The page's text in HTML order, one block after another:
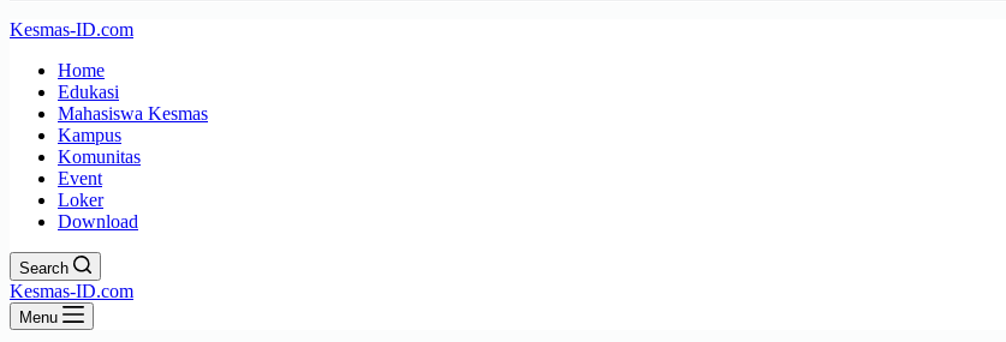
Kesmas-ID.com
Home
Edukasi
Mahasiswa Kesmas
Kampus
Komunitas
Event
Loker
Download
Search
Kesmas-ID.com
Menu